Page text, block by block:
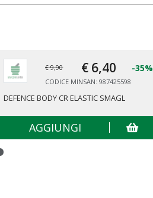
€ 9,90 € 6,40 -35%
CODICE MINSAN: 987425598
DEFENCE BODY CR ELASTIC SMAGL
AGGIUNGI